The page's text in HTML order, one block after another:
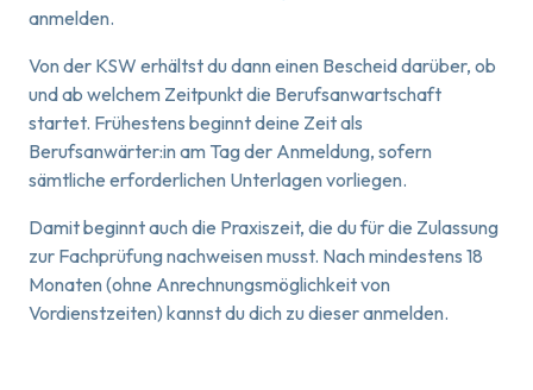
anmelden.
Von der KSW erhältst du dann einen Bescheid darüber, ob
und ab welchem Zeitpunkt die Berufsanwartschaft
startet. Frühestens beginnt deine Zeit als
Berufsanwärter:in am Tag der Anmeldung, sofern
sämtliche erforderlichen Unterlagen vorliegen.
Damit beginnt auch die Praxiszeit, die du für die Zulassung
zur Fachprüfung nachweisen musst. Nach mindestens 18
Monaten (ohne Anrechnungsmöglichkeit von
Vordienstzeiten) kannst du dich zu dieser anmelden.